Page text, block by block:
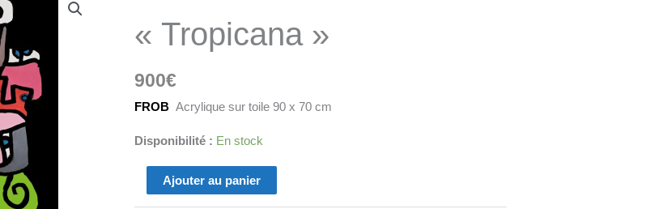
« Tropicana »
900€
FROB Acrylique sur toile 90 x 70 cm
Disponibilité : En stock
"Tropicana"
Ajouter au panier